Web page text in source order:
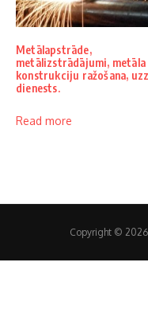
Metālapstrāde,
metālizstrādājumi, metāla
konstrukciju ražošana,
dienests.
Read more
Copyright ©